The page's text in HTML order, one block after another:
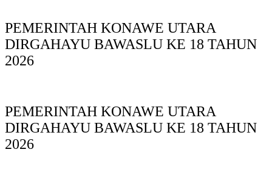
PEMERINTAH KONAWE UTARA
DIRGAHAYU BAWASLU KE 18 TAHUN
2026
PEMERINTAH KONAWE UTARA
DIRGAHAYU BAWASLU KE 18 TAHUN
2026